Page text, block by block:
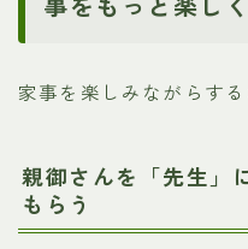
家事を楽しみながらする
親御さんを「先生」
もらう